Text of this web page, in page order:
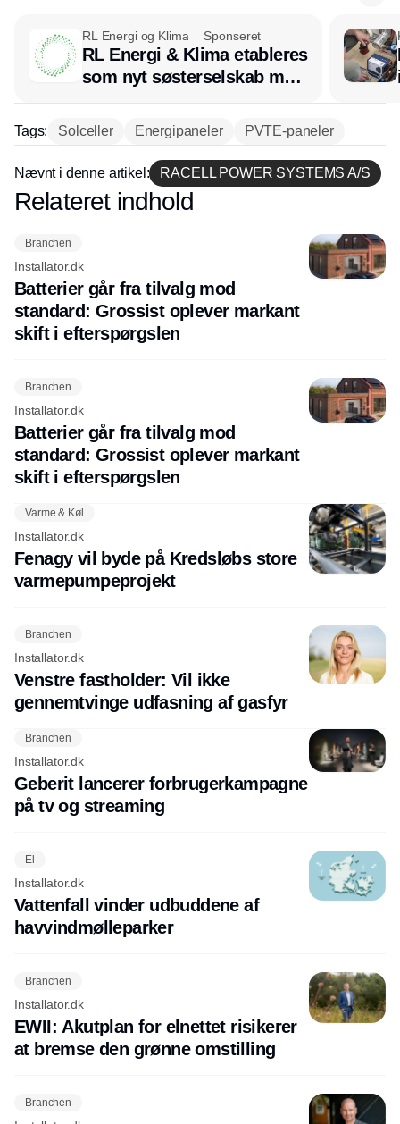
RL Energi og Klima Sponseret
RL Energi & Klima etableres
som nyt søsterselskab med
afsæt i RL Ventilation
Tags: Solceller Energipaneler PVTE-paneler
Nævnt i denne artikel: RACELL POWER SYSTEMS A/S
Annonce
Relateret indhold
Branchen
Installator.dk
Batterier går fra tilvalg mod
standard: Grossist oplever markant
skift i efterspørgslen
Branchen
Installator.dk
Batterier går fra tilvalg mod
standard: Grossist oplever markant
skift i efterspørgslen
Varme & Køl
Installator.dk
Fenagy vil byde på Kredsløbs store
varmepumpeprojekt
Branchen
Installator.dk
Venstre fastholder: Vil ikke
gennemtvinge udfasning af gasfyr
Branchen
Installator.dk
Geberit lancerer forbrugerkampagne
på tv og streaming
El
Installator.dk
Vattenfall vinder udbuddene af
havvindmølleparker
Branchen
Installator.dk
EWII: Akutplan for elnettet risikerer
at bremse den grønne omstilling
Branchen